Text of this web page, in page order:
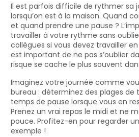
Il est parfois difficile de rythmer sa
lorsqu’on est à la maison. Quand
et quand prendre une pause ?
travailler à votre rythme sans
collègues si vous devez travailler
est important de ne pas s’oublier
risque se cache le plus souvent
Imaginez votre journée comme
bureau : déterminez des plages de
temps de pause lorsque vous en
Prenez un vrai repas le midi et ne
pouce. Profitez-en pour regarder
exemple !